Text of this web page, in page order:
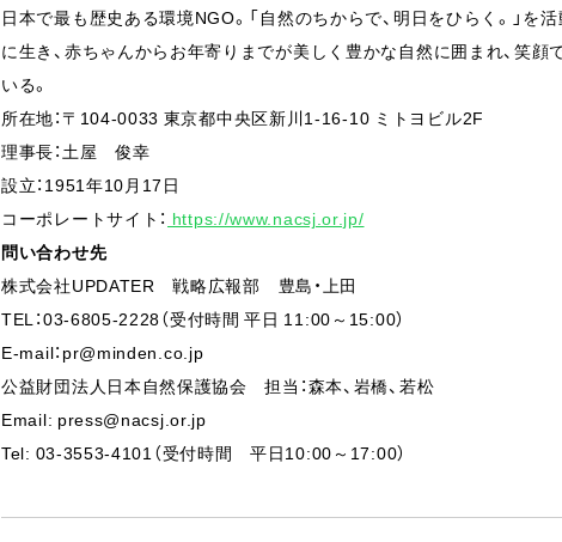
日本で最も歴史ある環境NGO。「自然のちからで、明日をひらく。」を
に生き、赤ちゃんからお年寄りまでが美しく豊かな自然に囲まれ、笑
いる。
所在地：〒104-0033 東京都中央区新川1-16-10 ミトヨビル2F
理事長：土屋 俊幸
設立：1951年10月17日
コーポレートサイト： https://www.nacsj.or.jp/
問い合わせ先
株式会社UPDATER 戦略広報部 豊島・上田
TEL：03-6805-2228（受付時間 平日 11:00～15:00）
E-mail：pr@minden.co.jp
公益財団法人日本自然保護協会 担当：森本、岩橋、若松
Email: press@nacsj.or.jp
Tel: 03-3553-4101（受付時間 平日10:00～17:00）